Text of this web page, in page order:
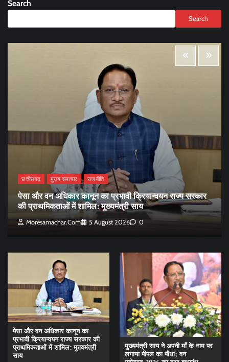
Search
Search
छत्तीसगढ़ मुख्य समाचार राजनीति
पेसा और वन अधिकार कानून का प्रभावी क्रियान्वयन राज्य सरकार
की प्राथमिकताओं में शामिल: मुख्यमंत्री साय
Moresamachar.com 5 August 2026 0
पेसा और वन अधिकार कानून का
प्रभावी क्रियान्वयन राज्य सरकार की
प्राथमिकताओं में शामिल: मुख्यमंत्री
साय
मुख्यमंत्री साय ने अपनी माँ के नाम पर
लगाया पीपल का पौधा; वन